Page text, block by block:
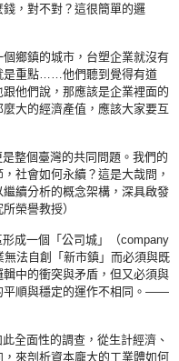
，對不對？這很簡單的邏
鄉鎮的城市，台塑企業就沒有
是重點……他們聽到覺得有道
他們說，那應該是企業裡面的
大的經濟產值，應該大家要互
整個臺灣的共同問題。我們的
社會如何永續？這是大哉問，
續分析的概念架構，深具啟發
榮譽教授）
成一個「公司城」（company
法自創「新市鎮」而必須與既
中的衝突與矛盾，但又必須與
平順與穩定的運作不相同。——
面性的調查，從生計經濟、
來剖析資本龐大的工業體如何